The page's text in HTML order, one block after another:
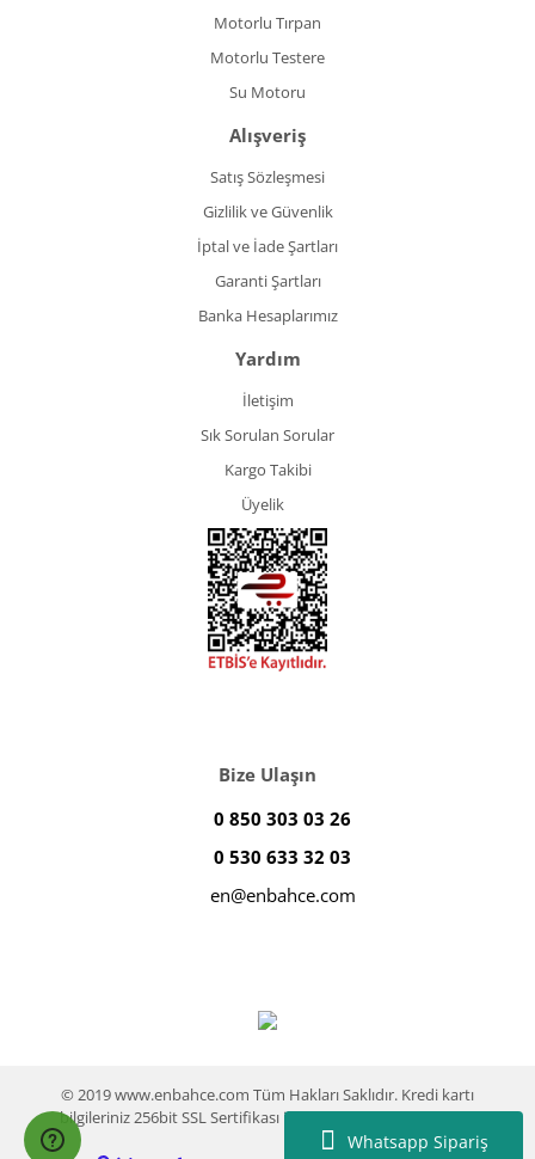
Whatsapp Sipariş
Motorlu Tırpan
Motorlu Testere
Su Motoru
Alışveriş
Satış Sözleşmesi
Gizlilik ve Güvenlik
İptal ve İade Şartları
Garanti Şartları
Banka Hesaplarımız
Yardım
İletişim
Sık Sorulan Sorular
Kargo Takibi
Üyelik
Bize Ulaşın
0 850 303 03 26
0 530 633 32 03
en@enbahce.com
© 2019 www.enbahce.com Tüm Hakları Saklıdır. Kredi kartı
bilgileriniz 256bit SSL Sertifikası ile %100 koruma altındadır.